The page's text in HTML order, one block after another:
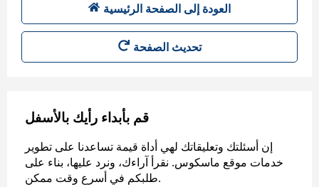
العودة إلى الصفحة الرئيسية
تحديث الصفحة
قم بأبداء رأيك بالأسفل
إن أسئلتك وتعليقاتك لهي أداة قيمة تساعدنا على تطوير
خدمات موقع ماسكوس. نقرأ آراءك، ونرد عليها، بناء على
طلبكم في أسرع وقت ممكن.